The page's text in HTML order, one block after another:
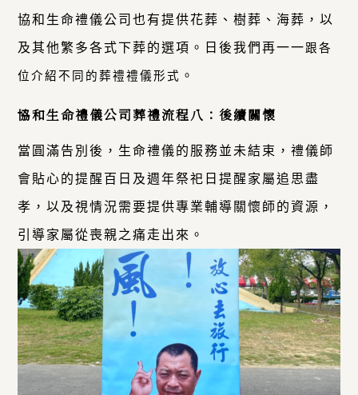
協和生命禮儀公司也有提供花葬、樹葬、海葬，以
及其他繁多各式下葬的選項。日後我們再一一跟各
位介紹不同的葬禮禮儀形式 。
協和生命禮儀公司葬禮流程八：後續關懷
當圓滿告別後，生命禮儀的服務並未結束，禮儀師
會貼心的提醒百日及週年祭祀日提醒家屬追思盡
孝 ，以及視情況需要提供專業輔導關懷師的資源，
引導家屬從喪親之痛走出來。